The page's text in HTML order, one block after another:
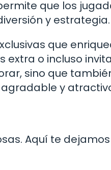
que los
y estrategia.
que
extra o incluso
sino que
y
Aquí te dejamos